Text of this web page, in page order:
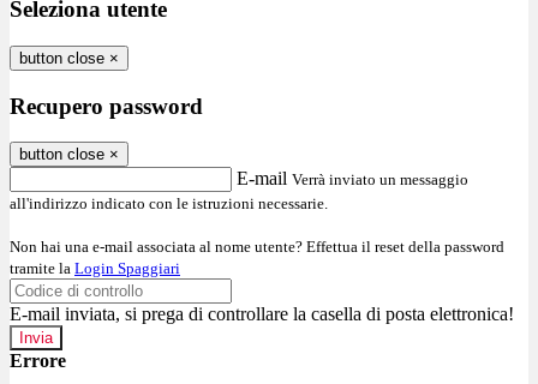
Seleziona utente
button close ×
Recupero password
button close ×
E-mail Verrà inviato un messaggio
all'indirizzo indicato con le istruzioni necessarie.
Non hai una e-mail associata al nome utente? Effettua il reset della password
tramite la Login Spaggiari
E-mail inviata, si prega di controllare la casella di posta elettronica!
Errore